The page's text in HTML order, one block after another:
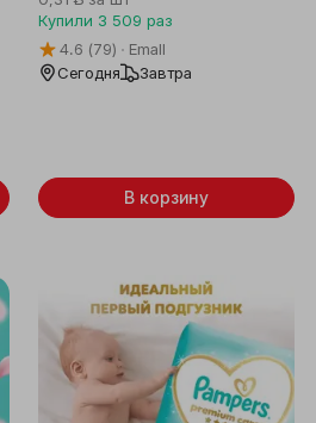
Купили 3 509 раз
4.6 (79)
Emall
Сегодня
Завтра
В корзину